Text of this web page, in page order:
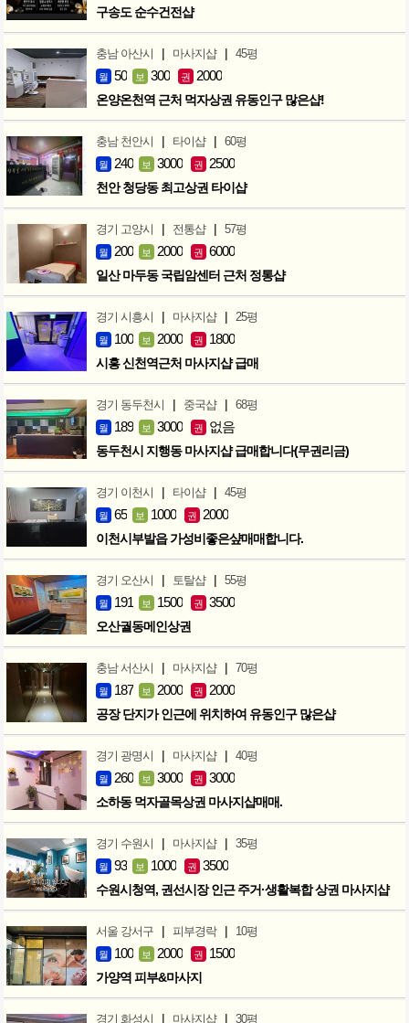
구송도 순수건전샵
충남 아산시 | 마사지샵 | 45평
월 50 보 300 권 2000
온양온천역 근처 먹자상권 유동인구 많은샵!
충남 천안시 | 타이샵 | 60평
월 240 보 3000 권 2500
천안 청당동 최고상권 타이샵
경기 고양시 | 전통샵 | 57평
월 200 보 2000 권 6000
일산 마두동 국립암센터 근처 정통샵
경기 시흥시 | 마사지샵 | 25평
월 100 보 2000 권 1800
시흥 신천역근처 마사지샵 급매
경기 동두천시 | 중국샵 | 68평
월 189 보 3000 권 없음
동두천시 지행동 마사지샵 급매합니다(무권리금)
경기 이천시 | 타이샵 | 45평
월 65 보 1000 권 2000
이천시부발읍 가성비좋은샾매매합니다.
경기 오산시 | 토탈샵 | 55평
월 191 보 1500 권 3500
오산궐동메인상권
충남 서산시 | 마사지샵 | 70평
월 187 보 2000 권 2000
공장 단지가 인근에 위치하여 유동인구 많은샵
경기 광명시 | 마사지샵 | 40평
월 260 보 3000 권 3000
소하동 먹자골목상권 마사지샵매매.
경기 수원시 | 마사지샵 | 35평
월 93 보 1000 권 3500
수원시청역, 권선시장 인근 주거·생활복합 상권 마사지샵
서울 강서구 | 피부경락 | 10평
월 100 보 2000 권 1500
가양역 피부&마사지
경기 화성시 | 마사지샵 | 30평